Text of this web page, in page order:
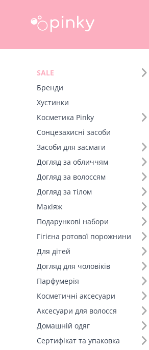
SALE
Бренди
Хустинки
Косметика Pinky
Сонцезахисні засоби
Засоби для засмаги
Догляд за обличчям
Догляд за волоссям
Догляд за тілом
Макіяж
Подарункові набори
Гігієна ротової порожнини
Для дітей
Догляд для чоловіків
Парфумерія
Косметичні аксесуари
Аксесуари для волосся
Домашній одяг
Сертифікат та упаковка
Фільтр
Бренд (7)
Розмір (6)